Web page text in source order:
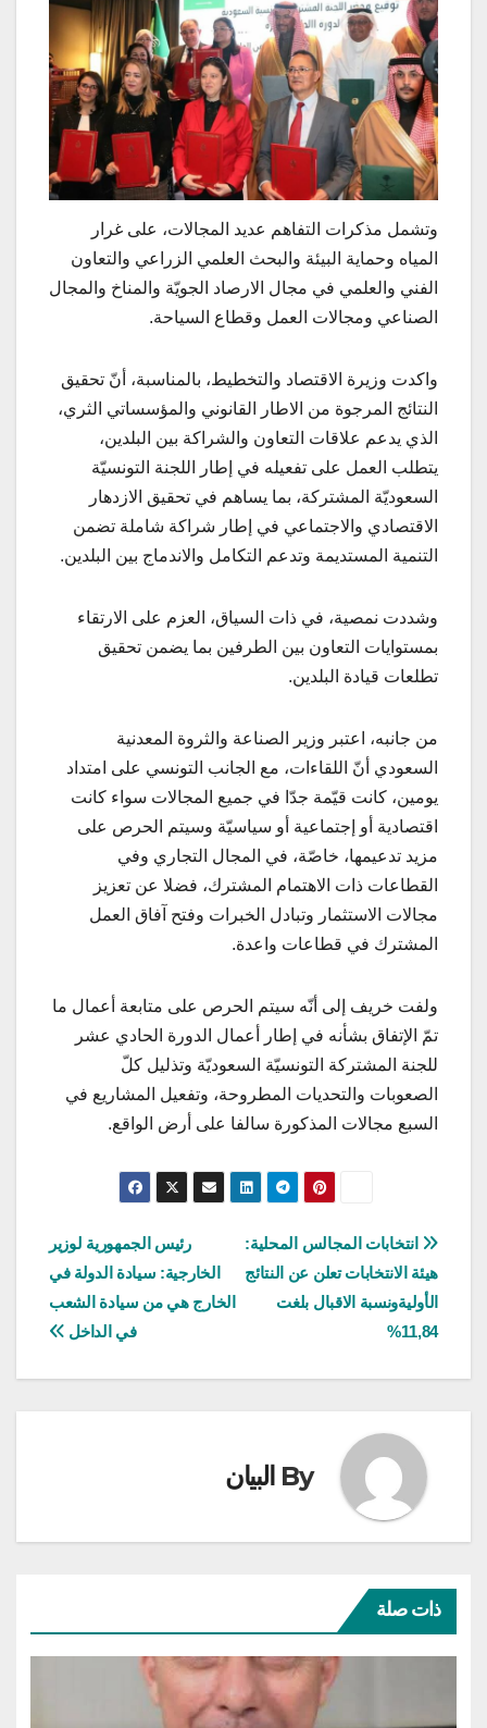
وتشمل مذكرات التفاهم عديد المجالات، على غرار
المياه وحماية البيئة والبحث العلمي الزراعي والتعاون
الفني والعلمي في مجال الارصاد الجويّة والمناخ والمجال
الصناعي ومجالات العمل وقطاع السياحة.
واكدت وزيرة الاقتصاد والتخطيط، بالمناسبة، أنّ تحقيق
النتائج المرجوة من الاطار القانوني والمؤسساتي الثري،
الذي يدعم علاقات التعاون والشراكة بين البلدين،
يتطلب العمل على تفعيله في إطار اللجنة التونسيّة
السعوديّة المشتركة، بما يساهم في تحقيق الازدهار
الاقتصادي والاجتماعي في إطار شراكة شاملة تضمن
التنمية المستديمة وتدعم التكامل والاندماج بين البلدين.
وشددت نمصية، في ذات السياق، العزم على الارتقاء
بمستوايات التعاون بين الطرفين بما يضمن تحقيق
تطلعات قيادة البلدين.
من جانبه، اعتبر وزير الصناعة والثروة المعدنية
السعودي أنّ اللقاءات، مع الجانب التونسي على امتداد
يومين، كانت قيّمة جدّا في جميع المجالات سواء كانت
اقتصادية أو إجتماعية أو سياسيّة وسيتم الحرص على
مزيد تدعيمها، خاصّة، في المجال التجاري وفي
القطاعات ذات الاهتمام المشترك، فضلا عن تعزيز
مجالات الاستثمار وتبادل الخبرات وفتح آفاق العمل
المشترك في قطاعات واعدة.
ولفت خريف إلى أنّه سيتم الحرص على متابعة أعمال ما
تمّ الإتفاق بشأنه في إطار أعمال الدورة الحادي عشر
للجنة المشتركة التونسيّة السعوديّة وتذليل كلّ
الصعوبات والتحديات المطروحة، وتفعيل المشاريع في
السبع مجالات المذكورة سالفا على أرض الواقع.
تصفّح
المقالات
رئيس الجمهورية لوزير
الخارجية: سيادة الدولة في
الخارج هي من سيادة الشعب
في الداخل
انتخابات المجالس المحلية:
هيئة الانتخابات تعلن عن النتائج
الأوليةونسبة الاقبال بلغت
11,84%
By البيان
ذات صلة